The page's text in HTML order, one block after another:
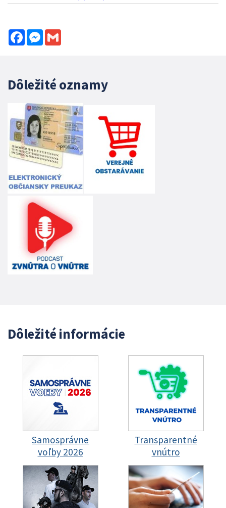
FacebookMessenger
Dôležité oznamy
Dôležité informácie
Samosprávne
voľby 2026
Transparentné
vnútro